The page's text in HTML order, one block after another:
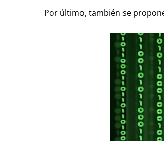
Por último, también se